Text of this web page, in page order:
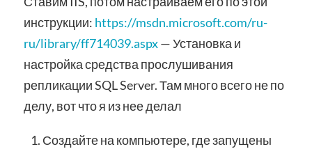
инструкции: https://msdn.microsoft.com/ru-
ru/library/ff714039.aspx— Установка и
настройка средства прослушивания
репликации SQL Server. Там много всего не по
делу, вот что я из нее делал
Создайте на компьютере, где запущены